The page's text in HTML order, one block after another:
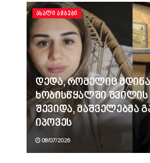
ᲐᲮᲐᲚᲘ ᲐᲛᲑᲔᲑᲘ
დედა, რომელიც
ხობისწყალში
შევიდა, მაშველებმა
იპოვეს
08/07/2026